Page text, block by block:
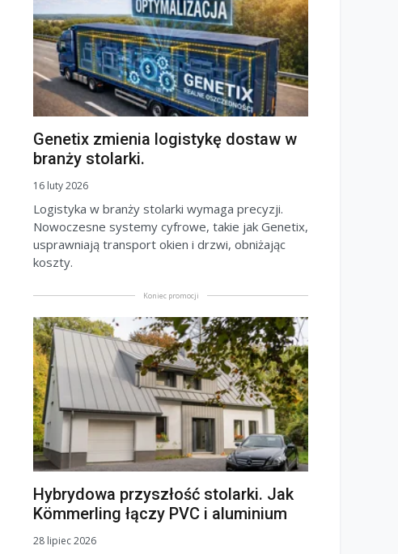
Genetix zmienia logistykę dostaw w
branży stolarki.
16 luty 2026
Logistyka w branży stolarki wymaga precyzji.
Nowoczesne systemy cyfrowe, takie jak Genetix,
usprawniają transport okien i drzwi, obniżając
koszty.
Koniec promocji
Hybrydowa przyszłość stolarki. Jak
Kömmerling łączy PVC i aluminium
28 lipiec 2026